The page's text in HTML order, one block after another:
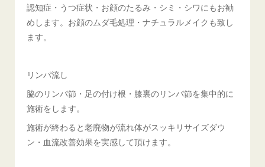
認知症・うつ症状・お顔のたるみ・シミ・シワにもお勧
めします。お顔のムダ毛処理・ナチュラルメイクも致し
ます。
リンパ流し
脇のリンパ節・足の付け根・膝裏のリンパ節を集中的に
施術をします。
施術が終わると老廃物が流れ体がスッキリサイズダウ
ン・血流改善効果を実感して頂けます。